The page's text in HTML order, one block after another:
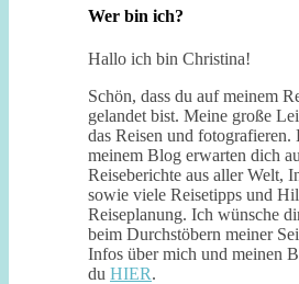
Wer bin ich?
Hallo ich bin Christina!
Schön, dass du auf meinem
gelandet bist. Meine große
das Reisen und fotografieren.
meinem Blog erwarten dich
Reiseberichte aus aller Welt,
sowie viele Reisetipps und
Reiseplanung. Ich wünsche
beim Durchstöbern meiner
Infos über mich und meinen
du HIER.